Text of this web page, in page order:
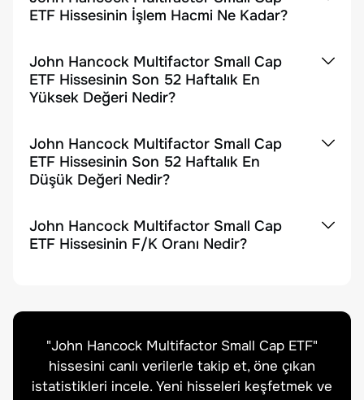
ETF Hissesinin İşlem Hacmi Ne Kadar?
John Hancock Multifactor Small Cap
ETF Hissesinin Son 52 Haftalık En
Yüksek Değeri Nedir?
John Hancock Multifactor Small Cap
ETF Hissesinin Son 52 Haftalık En
Düşük Değeri Nedir?
John Hancock Multifactor Small Cap
ETF Hissesinin F/K Oranı Nedir?
"John Hancock Multifactor Small Cap ETF"
hissesini canlı verilerle takip et, öne çıkan
istatistikleri incele. Yeni hisseleri keşfetmek ve